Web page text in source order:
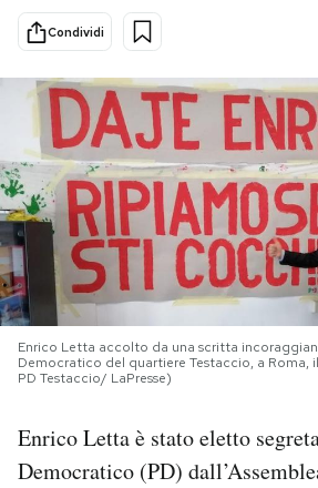
Cultura
Economia
Sport
PODCAST
NEWSLETTER
I MIEI PREFERITI
CALENDARIO
Condividi
Enrico Letta accolto da una scritta
Democratico del quartiere Testaccio, a Roma,
PD Testaccio/ LaPresse)
Enrico Letta è stato eletto
Democratico (PD)